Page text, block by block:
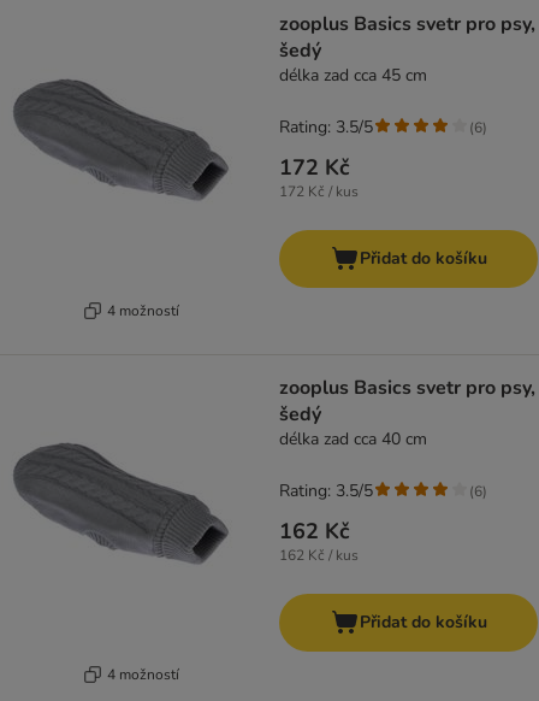
4 možností
zooplus Basics svetr pro psy,
šedý
délka zad cca 45 cm
172 Kč
172 Kč / kus
Rating: 3.5/5 (6)
Přidat do košíku
4 možností
zooplus Basics svetr pro psy,
šedý
délka zad cca 40 cm
162 Kč
162 Kč / kus
Rating: 3.5/5 (6)
Přidat do košíku